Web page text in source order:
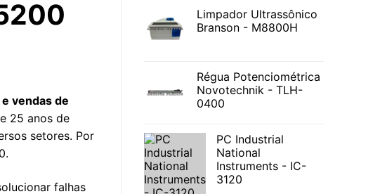
vendas de
25 anos de
setores. Por
falhas
Limpador Ultrassônico
Branson - M8800H
Régua Potenciométrica
Novotechnik - TLH-
0400
PC Industrial
National
Instruments - IC-
3120